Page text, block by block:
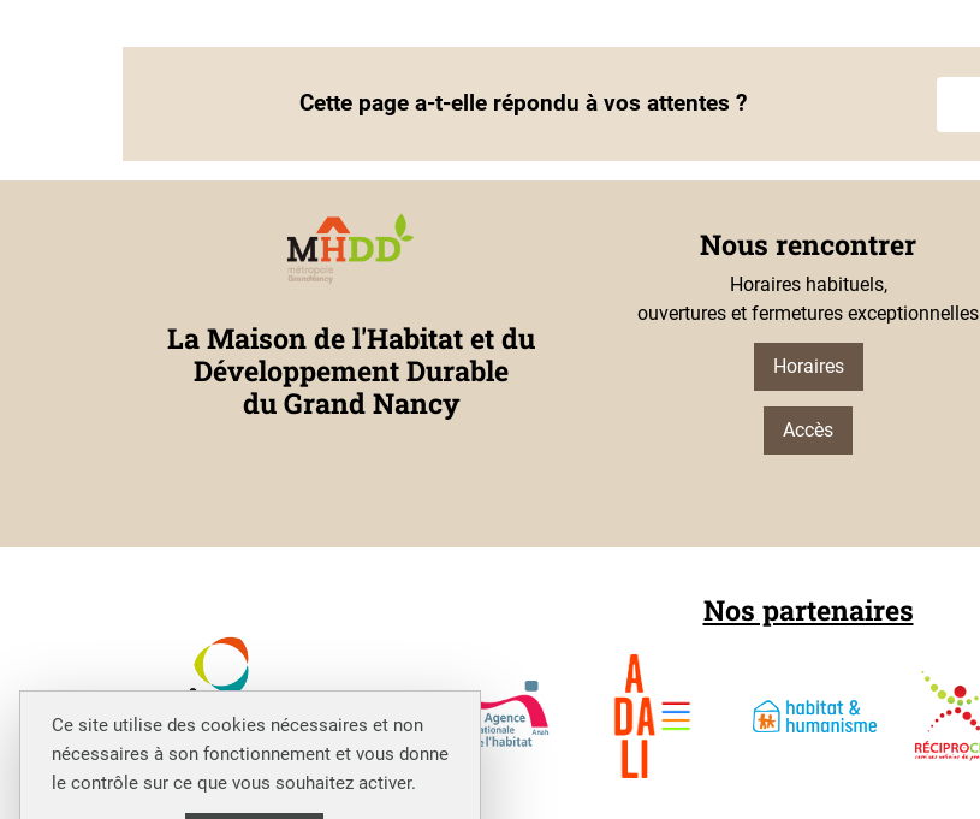
Ce site utilise des cookies nécessaires et non
nécessaires à son fonctionnement et vous donne
le contrôle sur ce que vous souhaitez activer.
Cette page a-t-elle répondu à vos attentes ?
La Maison de l'Habitat et du
Développement Durable
du Grand Nancy
Nous rencontrer
Horaires habituels,
ouvertures et fermetures exceptionnelles
Horaires
Accès
Nos partenaires